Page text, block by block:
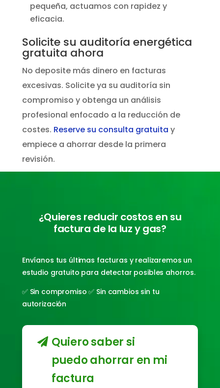
pequeña, actuamos con rapidez y
eficacia.
Solicite su auditoría energética
gratuita ahora
No deposite más dinero en facturas
excesivas. Solicite ya su auditoría sin
compromiso y obtenga un análisis
profesional enfocado a la reducción de
costes. Reserve su consulta gratuita y
empiece a ahorrar desde la primera
revisión.
¿Quieres reducir costos en su
factura de la luz y gas?
Envíanos tus últimas facturas y realizaremos un
estudio gratuito para detectar posibles ahorros.
✅ Sin compromiso ✅ Sin cambios sin tu
autorización
Quiero saber si
puedo ahorrar en mi
factura